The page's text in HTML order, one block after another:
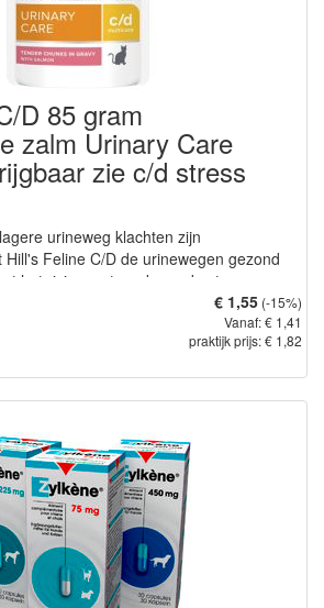
D 85 gram
zalm Urinary Care
zie c/d stress
urineweg klachten zijn
Feline C/D de urinewegen gezond
het risico op terugkerende stenen na
€ 1,55 (-15%)
Vanaf: € 1,41
praktijk prijs: € 1,82